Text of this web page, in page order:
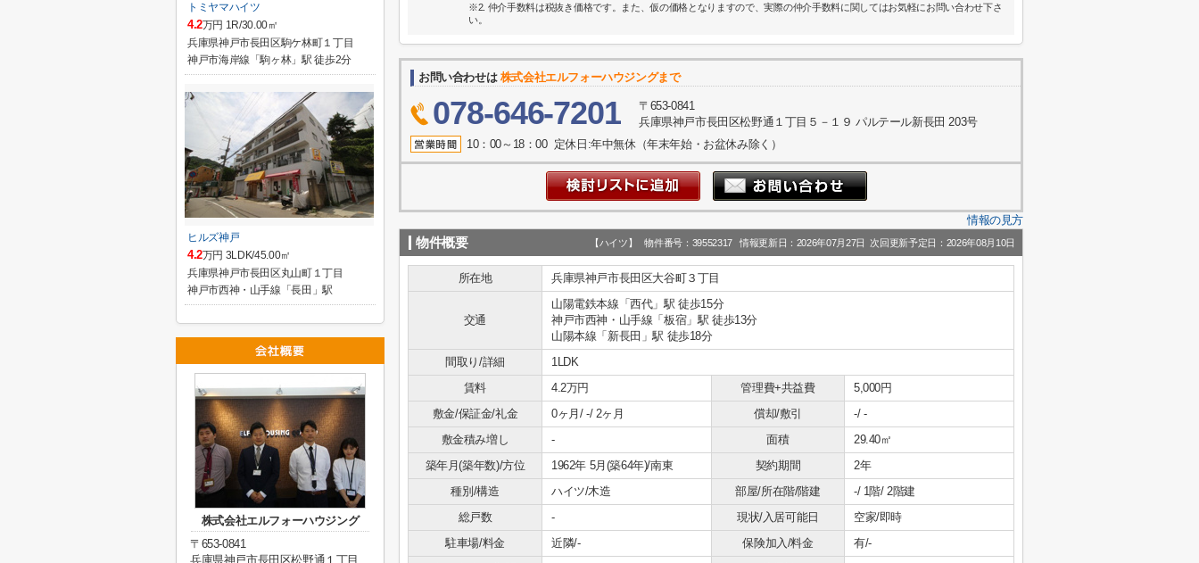
※2. 仲介手数料は税抜き価格です。また、仮の価格となりますので、実際の仲介手数料に関してはお気軽にお問い合わせ下さ
い。
お問い合わせは 株式会社エルフォーハウジングまで
078-646-7201
〒653-0841
兵庫県神戸市長田区松野通１丁目５－１９ パルテール新長田 203号
10：00～18：00 定休日:年中無休（年末年始・お盆休み除く）
情報の見方
物件概要 【ハイツ】 物件番号：39552317 情報更新日：2026年07月27日 次回更新予定日：2026年08月10日
所在地 兵庫県神戸市長田区大谷町３丁目
交通
山陽電鉄本線「西代」駅 徒歩15分
神戸市西神・山手線「板宿」駅 徒歩13分
山陽本線「新長田」駅 徒歩18分
間取り/詳細
1LDK
賃料
4.2万円 管理費+共益費
5,000円
敷金/保証金/礼金
0ヶ月/ -/ 2ヶ月 償却/敷引
-/ -
敷金積み増し
- 面積
29.40㎡
築年月(築年数)/方位
1962年 5月(築64年)/南東 契約期間
2年
種別/構造
ハイツ/木造 部屋/所在階/階建
-/ 1階/ 2階建
総戸数
- 現状/入居可能日
空家/即時
駐車場/料金
近隣/- 保険加入/料金
有/-
トミヤマハイツ
4.2万円 1R/30.00㎡
兵庫県神戸市長田区駒ケ林町１丁目
神戸市海岸線「駒ヶ林」駅 徒歩2分
ヒルズ神戸
4.2万円 3LDK/45.00㎡
兵庫県神戸市長田区丸山町１丁目
神戸市西神・山手線「長田」駅
株式会社エルフォーハウジング
〒653-0841
兵庫県神戸市長田区松野通１丁目